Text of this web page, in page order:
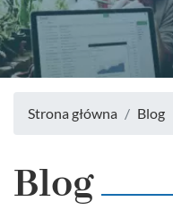
Strona główna Blog
Blog